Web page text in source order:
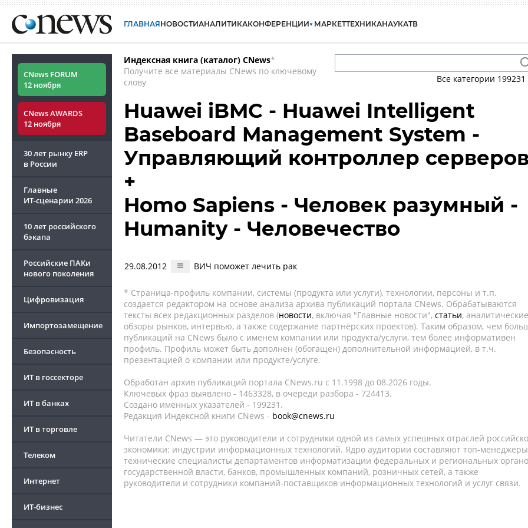
ГЛАВНАЯНОВОСТИАНАЛИТИКАКОНФЕРЕНЦИИ МАРКЕТТЕХНИКАНАУКАТВ
CNews FORUM
12 ноября
CNews AWARDS
12 ноября
30 лет рынку ERP
в России
Главные
ИТ-сценарии 2026
10 лет российского
бэкапа
Российские ПАКи
нового поколения
Цифровизация
Импортозамещение
Безопасность
ИТ в госсекторе
ИТ в банках
ИТ в торговле
Телеком
Интернет
ИТ-бизнес
Индексная книга (каталог) CNews*
Получите все материалы CNews по ключевому
слову
Все категории 199231
Huawei iBMC - Huawei Intelligent
Baseboard Management System -
Управляющий контроллер серверов
+
Homo Sapiens - Человек разумный -
Humanity - Человечество
29.08.2012 ВИЧ поможет лечить рак
* Страница-профиль компании, системы (продукта или услуги), технологии, персоны и т.п.
создается редактором на основе анализа архива публикаций портала CNews. Обрабатываются
тексты всех редакционных разделов (новости, включая "Главные новости", статьи, аналитические
обзоры рынков, интервью, а также содержание партнёрских проектов). Таким образом, чем
публикаций на CNews было с именем компании или продукта/услуги, тем более информативен
профиль. Профиль может быть дополнен (обогащен) дополнительной информацией, в т.ч.
презентацией о компании или продукте/услуге.
Обработан архив публикаций портала CNews.ru c 11.1998 до 08.2026 годы.
Ключевых фраз выявлено - 1463328, в очереди разбора - 724413.
Создано именных указателей - 199231.
Редакция Индексной книги CNews - book@cnews.ru
Читатели CNews — это руководители и сотрудники одной из самых успешных отраслей
экономики: индустрии информационных технологий. Ядро аудитории составляют топ-
технические специалисты департаментов информатизации федеральных и региональных
государственной власти, банков, промышленных компаний, розничных сетей, а также
руководители и сотрудники компаний-поставщиков информационных технологий и услуг связи.